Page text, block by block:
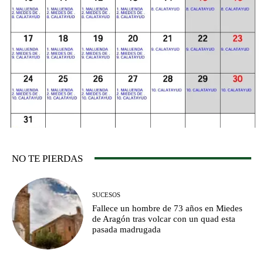
NO TE PIERDAS
SUCESOS
Fallece un hombre de 73 años en Miedes
de Aragón tras volcar con un quad esta
pasada madrugada